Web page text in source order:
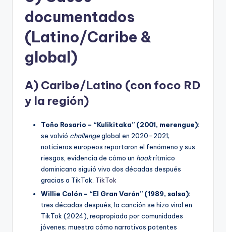
documentados
(Latino/Caribe &
global)
A) Caribe/Latino (con foco RD
y la región)
Toño Rosario – “Kulikitaka” (2001, merengue):
se volvió challengeglobal en 2020–2021;
noticieros europeos reportaron el fenómeno y sus
riesgos, evidencia de cómo un hookrítmico
dominicano siguió vivo dos décadas después
gracias a TikTok. TikTok
Willie Colón – “El Gran Varón” (1989, salsa):
tres décadas después, la canción se hizo viral en
TikTok (2024), reapropiada por comunidades
jóvenes; muestra cómo narrativas potentes